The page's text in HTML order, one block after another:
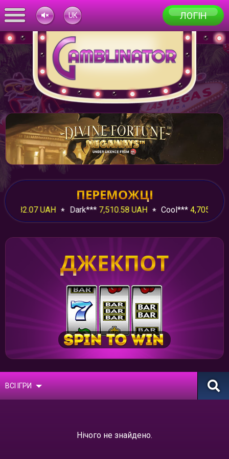
UK
TR
RU
HY
FR
EN
AZ
ЛОГІН
ПЕРЕМОЖЦІ
8,282.07 UAH Dark***7,510.58 UAH Cool***4,705.21
ДЖЕКПОТ
ВСІ ІГРИ
Нічого не знайдено.